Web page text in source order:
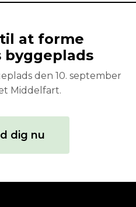
at forme
den 10. september
Middelfart.
dig nu